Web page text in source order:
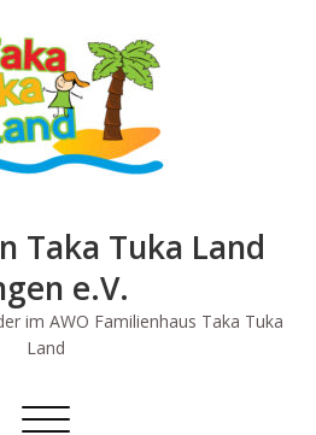
Taka Tuka Land
e.V.
im AWO Familienhaus Taka Tuka
Land
Schalte